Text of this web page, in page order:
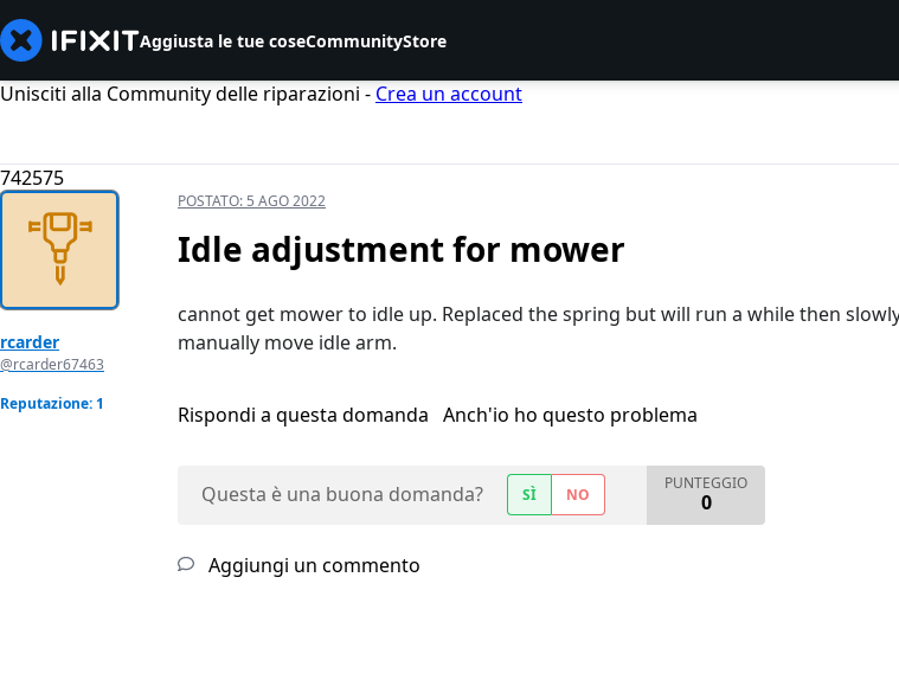
Aggiusta le tue coseCommunityStore
Unisciti alla Community delle riparazioni - Crea un account
742575
rcarder
@rcarder67463
Reputazione: 1
POSTATO: 5 AGO 2022
Idle adjustment for mower
cannot get mower to idle up. Replaced the spring but will run a while then
manually move idle arm.
Rispondi a questa domanda Anch'io ho questo problema
Questa è una buona domanda? SÌ NO
PUNTEGGIO
0
Aggiungi un commento